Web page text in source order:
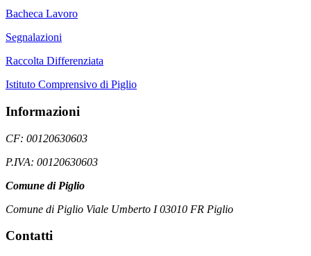
Bacheca Lavoro
Segnalazioni
Raccolta Differenziata
Istituto Comprensivo di Piglio
Informazioni
CF: 00120630603
P.IVA: 00120630603
Comune di Piglio
Comune di Piglio Viale Umberto I 03010 FR Piglio
Contatti